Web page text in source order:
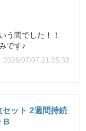
う間でした！！
です♪
2026/07/07 21:25:32
ット 2週間持続
B